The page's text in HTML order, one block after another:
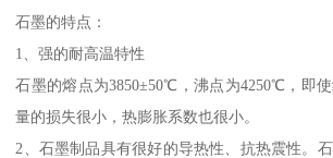
石墨的特点：
1、强的耐高温特性
石墨的熔点为3850±50℃，沸点为4250℃，即
量的损失很小，热膨胀系数也很小。
2、石墨制品具有很好的导热性、抗热震性。